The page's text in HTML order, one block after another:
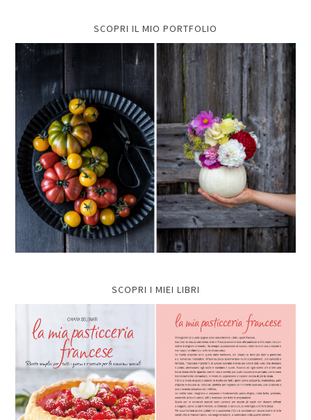
SCOPRI IL MIO PORTFOLIO
SCOPRI I MIEI LIBRI